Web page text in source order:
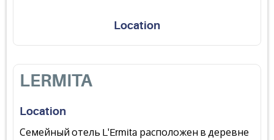
Location
LERMITA
Location
Семейный отель L'Ermita расположен в деревне